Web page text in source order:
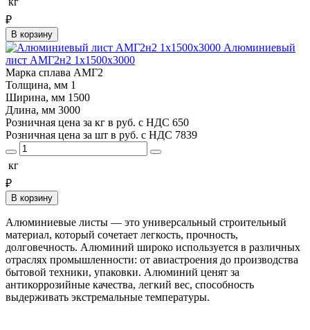
₽
В корзину
Алюминиевый
лист АМГ2н2 1х1500х3000
Марка сплава АМГ2
Толщина, мм 1
Ширина, мм 1500
Длина, мм 3000
Розничная цена за кг в руб. с НДС 650
Розничная цена за шт в руб. с НДС 7839
кг
₽
В корзину
Алюминиевые листы — это универсальный строительный
материал, который сочетает легкость, прочность,
долговечность. Алюминий широко используется в различных
отраслях промышленности: от авиастроения до производства
бытовой техники, упаковки. Алюминий ценят за
антикоррозийные качества, легкий вес, способность
выдерживать экстремальные температуры.